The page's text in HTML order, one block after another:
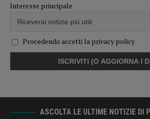
Interesse principale
Procedendo accetti la privacy policy
ASCOLTA LE ULTIME NOTIZIE DI